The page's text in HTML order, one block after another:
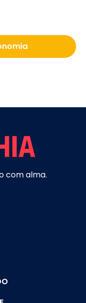
com alma.